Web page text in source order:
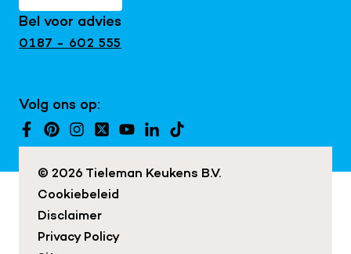
Exclusieve keukens
Landelijke keukens
Moderne keukens
Bel voor advies
0187 - 602 555
Volg ons op:
© 2026 Tieleman Keukens B.V.
Cookiebeleid
Disclaimer
Privacy Policy